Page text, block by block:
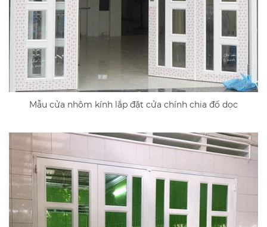
Mẫu cửa nhôm kính lắp đặt cửa chính chia đố dọc